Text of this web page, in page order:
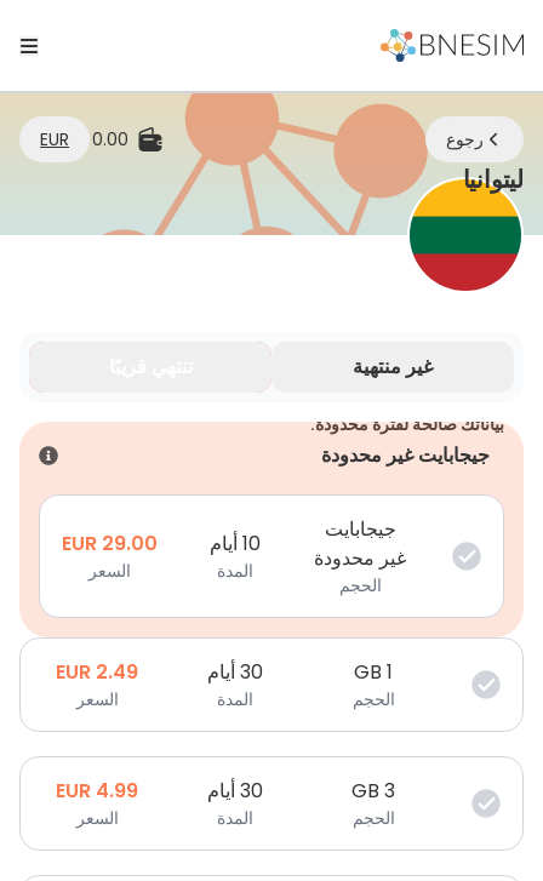
رجوع 0.00
EUR
ليتوانياeSIM | ابقَ متصلاً أينما كنت
غير منتهية
بياناتك صالحة لفترة محدودة.
جيجابايت غير محدودة
جيجابايت
غير محدودة
الحجم
10 أيام
المدة
29.00
EUR
السعر
1
GB
الحجم
30 أيام
المدة
2.49
EUR
السعر
3
GB
الحجم
30 أيام
المدة
4.99
EUR
السعر